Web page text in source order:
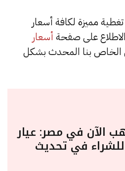
365 بعمل تغطية مميزة لكافة أسعار
على صفحة أسعار
الخاص بنا المحدث بشكل
الآن في مصر: عيار
24 يسجل 6730 للشراء في تحديث